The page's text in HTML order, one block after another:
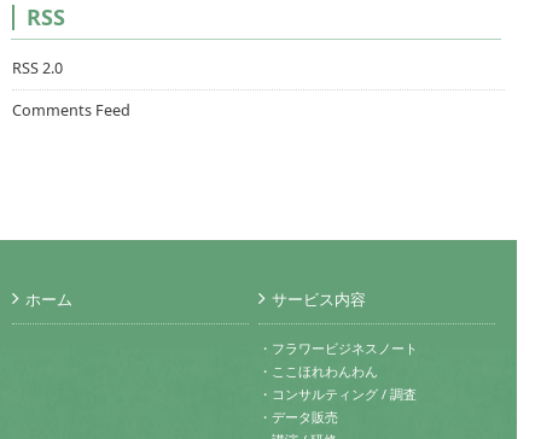
RSS
RSS 2.0
Comments Feed
ホーム サービス内容
・フラワービジネスノート
・ここほれわんわん
・コンサルティング / 調査
・データ販売